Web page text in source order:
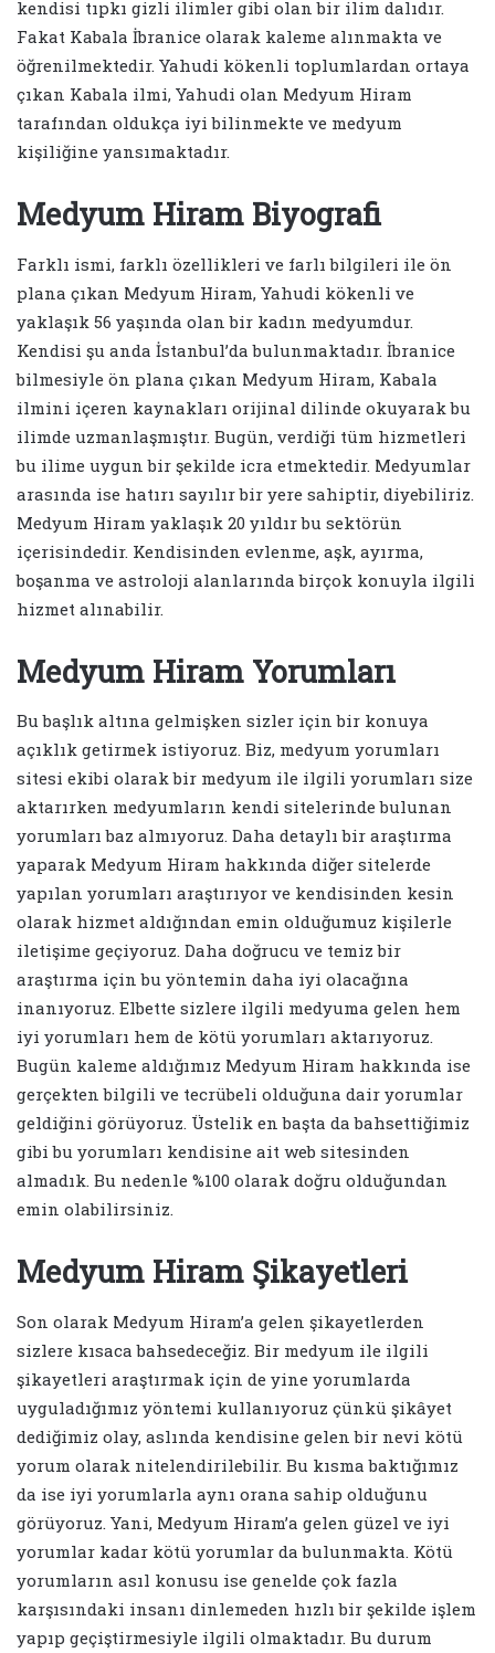
kendisi tıpkı gizli ilimler gibi olan bir ilim dalıdır.
Fakat Kabala İbranice olarak kaleme alınmakta ve
öğrenilmektedir. Yahudi kökenli toplumlardan ortaya
çıkan Kabala ilmi, Yahudi olan Medyum Hiram
tarafından oldukça iyi bilinmekte ve medyum
kişiliğine yansımaktadır.
Medyum Hiram Biyografi
Farklı ismi, farklı özellikleri ve farlı bilgileri ile ön
plana çıkan Medyum Hiram, Yahudi kökenli ve
yaklaşık 56 yaşında olan bir kadın medyumdur.
Kendisi şu anda İstanbul’da bulunmaktadır. İbranice
bilmesiyle ön plana çıkan Medyum Hiram, Kabala
ilmini içeren kaynakları orijinal dilinde okuyarak bu
ilimde uzmanlaşmıştır. Bugün, verdiği tüm hizmetleri
bu ilime uygun bir şekilde icra etmektedir. Medyumlar
arasında ise hatırı sayılır bir yere sahiptir, diyebiliriz.
Medyum Hiram yaklaşık 20 yıldır bu sektörün
içerisindedir. Kendisinden evlenme, aşk, ayırma,
boşanma ve astroloji alanlarında birçok konuyla ilgili
hizmet alınabilir.
Medyum Hiram Yorumları
Bu başlık altına gelmişken sizler için bir konuya
açıklık getirmek istiyoruz. Biz, medyum yorumları
sitesi ekibi olarak bir medyum ile ilgili yorumları size
aktarırken medyumların kendi sitelerinde bulunan
yorumları baz almıyoruz. Daha detaylı bir araştırma
yaparak Medyum Hiram hakkında diğer sitelerde
yapılan yorumları araştırıyor ve kendisinden kesin
olarak hizmet aldığından emin olduğumuz kişilerle
iletişime geçiyoruz. Daha doğrucu ve temiz bir
araştırma için bu yöntemin daha iyi olacağına
inanıyoruz. Elbette sizlere ilgili medyuma gelen hem
iyi yorumları hem de kötü yorumları aktarıyoruz.
Bugün kaleme aldığımız Medyum Hiram hakkında ise
gerçekten bilgili ve tecrübeli olduğuna dair yorumlar
geldiğini görüyoruz. Üstelik en başta da bahsettiğimiz
gibi bu yorumları kendisine ait web sitesinden
almadık. Bu nedenle %100 olarak doğru olduğundan
emin olabilirsiniz.
Medyum Hiram Şikayetleri
Son olarak Medyum Hiram’a gelen şikayetlerden
sizlere kısaca bahsedeceğiz. Bir medyum ile ilgili
şikayetleri araştırmak için de yine yorumlarda
uyguladığımız yöntemi kullanıyoruz çünkü şikâyet
dediğimiz olay, aslında kendisine gelen bir nevi kötü
yorum olarak nitelendirilebilir. Bu kısma baktığımız
da ise iyi yorumlarla aynı orana sahip olduğunu
görüyoruz. Yani, Medyum Hiram’a gelen güzel ve iyi
yorumlar kadar kötü yorumlar da bulunmakta. Kötü
yorumların asıl konusu ise genelde çok fazla
karşısındaki insanı dinlemeden hızlı bir şekilde işlem
yapıp geçiştirmesiyle ilgili olmaktadır. Bu durum